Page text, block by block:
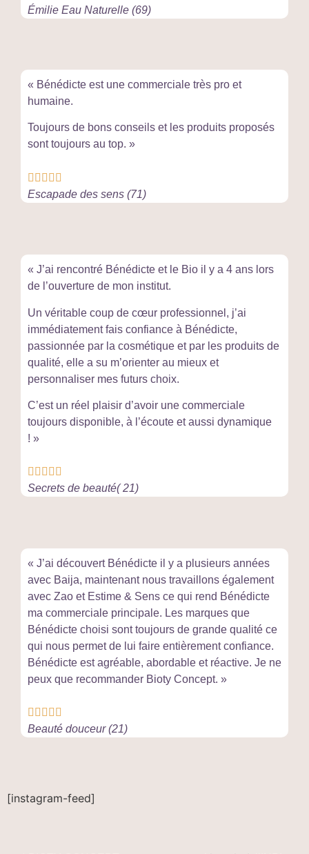
Émilie Eau Naturelle (69)
« Bénédicte est une commerciale très pro et
humaine.
Toujours de bons conseils et les produits proposés
sont toujours au top. »
    
Escapade des sens (71)
« J’ai rencontré Bénédicte et le Bio il y a 4 ans lors
de l’ouverture de mon institut.
Un véritable coup de cœur professionnel, j’ai
immédiatement fais confiance à Bénédicte,
passionnée par la cosmétique et par les produits de
qualité, elle a su m’orienter au mieux et
personnaliser mes futurs choix.
C’est un réel plaisir d’avoir une commerciale
toujours disponible, à l’écoute et aussi dynamique
! »
    
Secrets de beauté( 21)
« J’ai découvert Bénédicte il y a plusieurs années
avec Baija, maintenant nous travaillons également
avec Zao et Estime & Sens ce qui rend Bénédicte
ma commerciale principale. Les marques que
Bénédicte choisi sont toujours de grande qualité ce
qui nous permet de lui faire entièrement confiance.
Bénédicte est agréable, abordable et réactive. Je ne
peux que recommander Bioty Concept. »
    
Beauté douceur (21)
[instagram-feed]